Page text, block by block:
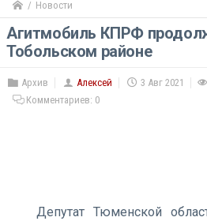
Новости
Агитмобиль КПРФ
Тобольском районе
Архив Алексей 3 Авг 2021
Комментариев: 0
Депутат Тюменской